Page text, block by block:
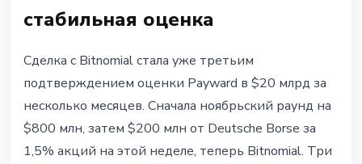
стабильная оценка
Сделка с Bitnomial стала уже третьим
подтверждением оценки Payward в $20 млрд за
несколько месяцев. Сначала ноябрьский раунд на
$800 млн, затем $200 млн от Deutsche Borse за
1,5% акций на этой неделе, теперь Bitnomial. Три